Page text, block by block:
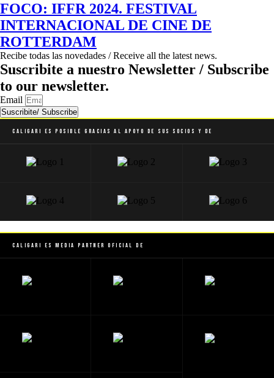
FOCO: IFFR 2024. FESTIVAL
INTERNACIONAL DE CINE DE
ROTTERDAM
Recibe todas las novedades / Receive all the latest news.
Suscribite a nuestro Newsletter / Subscribe
to our newsletter.
Email
Suscribite/ Subscribe
Caligari es posible gracias al apoyo de sus socios y de
Caligari es Media Partner Oficial de